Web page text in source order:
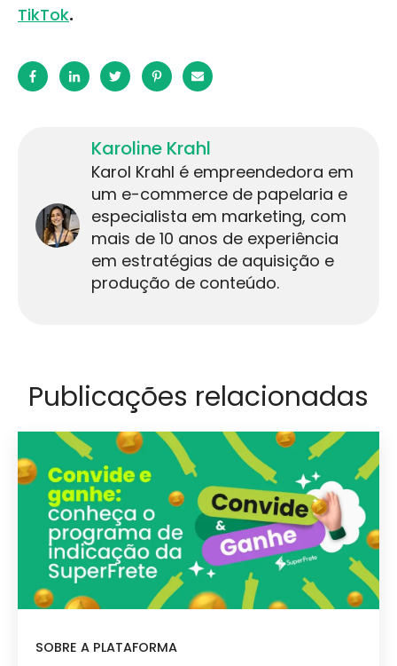
TikTok.
Karoline Krahl
Karol Krahl é empreendedora em
um e-commerce de papelaria e
especialista em marketing, com
mais de 10 anos de experiência
em estratégias de aquisição e
produção de conteúdo.
Publicações relacionadas
SOBRE A PLATAFORMA